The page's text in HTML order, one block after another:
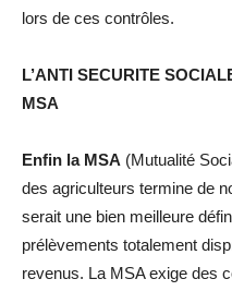
lors de ces contrôles.
L’ANTI SECURITE
MSA
Enfin la MSA (Mutualité
des agriculteurs termine de
serait une bien meilleure
prélèvements totalement
revenus. La MSA exige des